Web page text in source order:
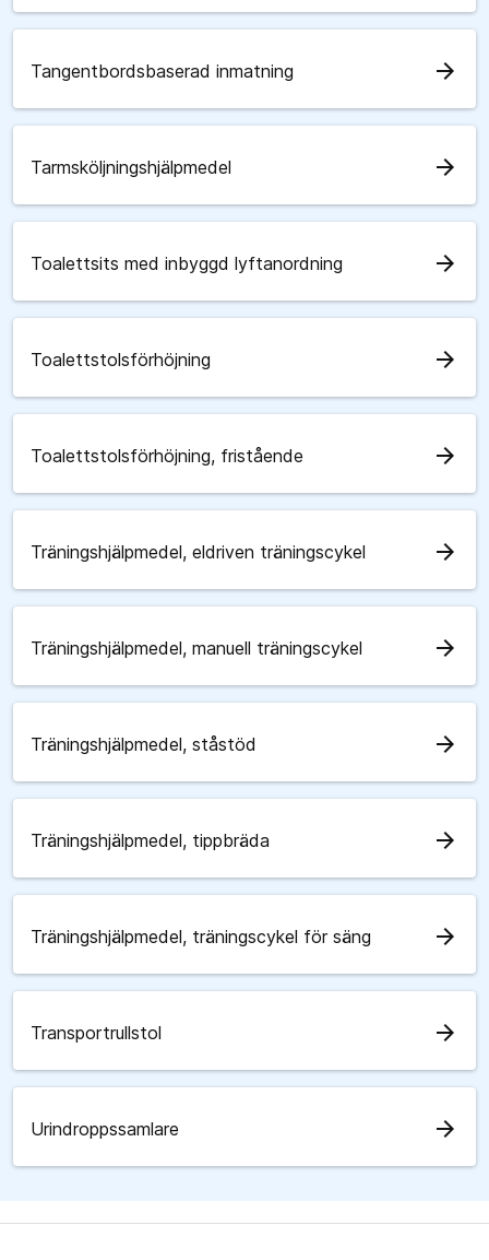
Tangentbordsbaserad inmatning arrow_forward
Tarmsköljningshjälpmedel arrow_forward
Toalettsits med inbyggd lyftanordning arrow_forward
Toalettstolsförhöjning arrow_forward
Toalettstolsförhöjning, fristående arrow_forward
Träningshjälpmedel, eldriven träningscykel arrow_forward
Träningshjälpmedel, manuell träningscykel arrow_forward
Träningshjälpmedel, ståstöd arrow_forward
Träningshjälpmedel, tippbräda arrow_forward
Träningshjälpmedel, träningscykel för säng arrow_forward
Transportrullstol arrow_forward
Urindroppssamlare arrow_forward